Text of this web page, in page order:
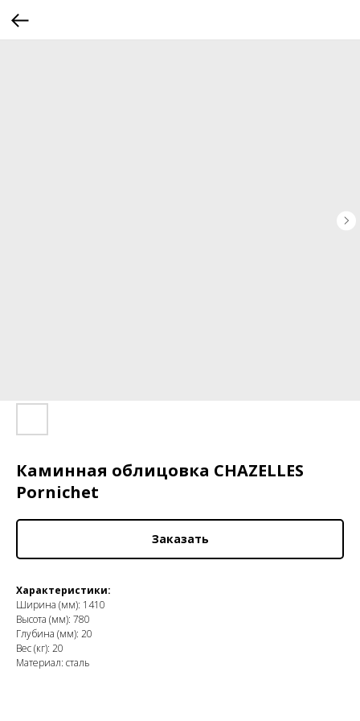
Каминная облицовка CHAZELLES
Pornichet
Заказать
Характеристики:
Ширина (мм): 1410
Высота (мм): 780
Глубина (мм): 20
Вес (кг): 20
Материал: сталь